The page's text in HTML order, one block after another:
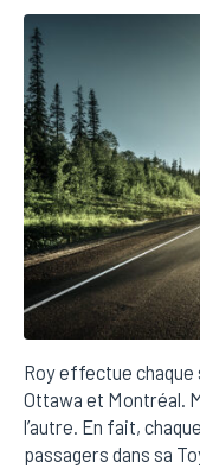
Roy effectue
Ottawa et Montréal.
l’autre. En fait,
passagers dans sa